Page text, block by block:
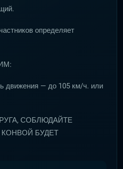
определяет
движения — до 105 км/ч. или
СОБЛЮДАЙТЕ
БУДЕТ